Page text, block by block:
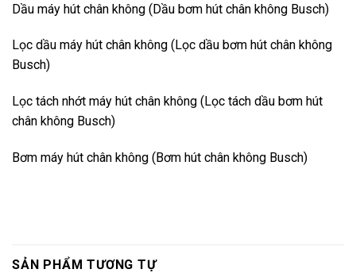
Dầu máy hút chân không (Dầu bơm hút chân không Busch)
Lọc dầu máy hút chân không ( Lọc dầu bơm hút chân không
Busch)
Lọc tách nhớt máy hút chân không ( Lọc tách dầu bơm hút
chân không Busch)
Bơm máy hút chân không (Bơm hút chân không Busch)
SẢN PHẨM TƯƠNG TỰ